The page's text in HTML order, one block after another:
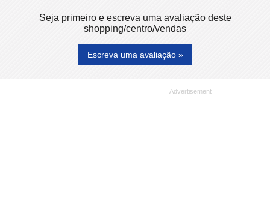
Seja primeiro e escreva uma avaliação deste
shopping/centro/vendas
Escreva uma avaliação »